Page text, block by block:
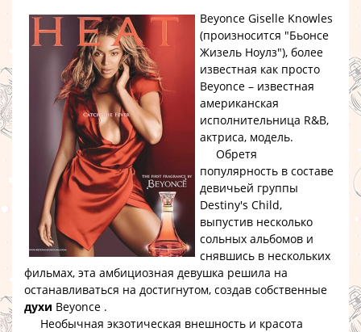
Beyonce Giselle Knowles
(произносится "Бьонсе
Жизель Ноулз"), более
известная как просто
Beyonce – известная
американская
исполнительница R&B,
актриса, модель.
Обретя
популярность в составе
девичьей группы
Destiny's Child,
выпустив несколько
сольных альбомов и
снявшись в нескольких
фильмах, эта амбициозная девушка решила на
останавливаться на достигнутом, создав собственные
духи Beyonce .
Необычная экзотическая внешность и красота